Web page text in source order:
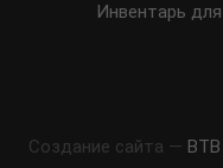
Инвентарь
Создание сайта —